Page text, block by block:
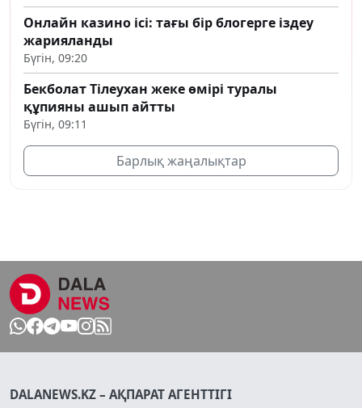
Онлайн казино ісі: тағы бір блогерге іздеу
жарияланды
Бүгін, 09:20
Бекболат Тілеухан жеке өмірі туралы
құпияны ашып айтты
Бүгін, 09:11
Барлық жаңалықтар
DALANEWS.KZ – АҚПАРАТ АГЕНТТІГІ